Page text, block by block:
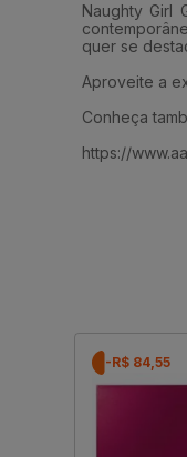
Naughty Girl
quer se
Aproveite a
Conheça
https://
-R$ 84,55